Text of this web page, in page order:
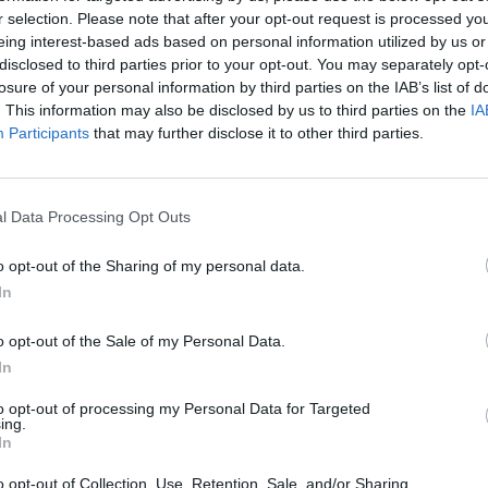
selection. Please note that after your opt-out request is processed
interest-based ads based on personal information utilized by us
to third parties prior to your opt-out. You may separately
of your personal information by third parties on the IAB’s list of
This information may also be disclosed by us to third parties on the
Participants that may further disclose it to other third parties.
Data Processing Opt Outs
opt-out of the Sharing of my personal data.
opt-out of the Sale of my Personal Data.
opt-out of processing my Personal Data for Targeted
opt-out of Collection, Use, Retention, Sale, and/or Sharing
/ Gemüse Rezepte
Rezepte
Rezepte/